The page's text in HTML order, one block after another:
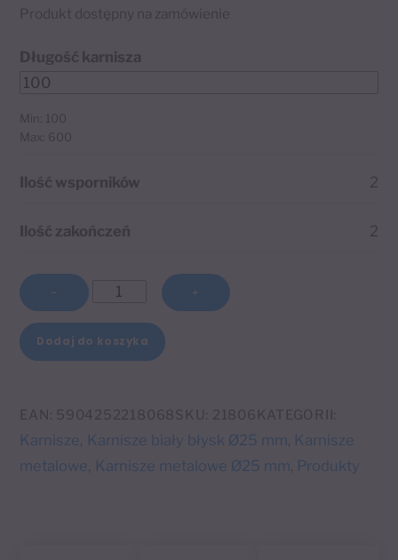
Produkt dostępny na zamówienie
Długość karnisza
Min: 100
Max: 600
Ilość wsporników 2
Ilość zakończeń 2
−
ilość
pojedynczy
Ø25
Biały
błysk
Luna
+
Dodaj do koszyka
l
t
e
EAN: 5904252218068 SKU: 21806 KATEGORII:
Karnisze, Karnisze biały błysk Ø25 mm, Karnisze
metalowe, Karnisze metalowe Ø25 mm, Produkty